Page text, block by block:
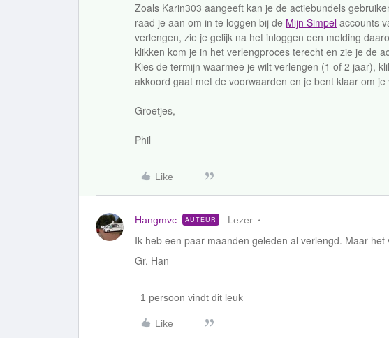
Zoals Karin303 aangeeft kan je de actiebundels
raad je aan om in te loggen bij de Mijn Simpel accounts
verlengen, zie je gelijk na het inloggen een melding
klikken kom je in het verlengproces terecht en zie je de
Kies de termijn waarmee je wilt verlengen (1 of 2 jaar),
akkoord gaat met de voorwaarden en je bent klaar om
Groetjes,
Phil
Like
Hangmvc AUTEUR Lezer
Ik heb een paar maanden geleden al verlengd. Maar het
Gr. Han
1 persoon vindt dit leuk
Like